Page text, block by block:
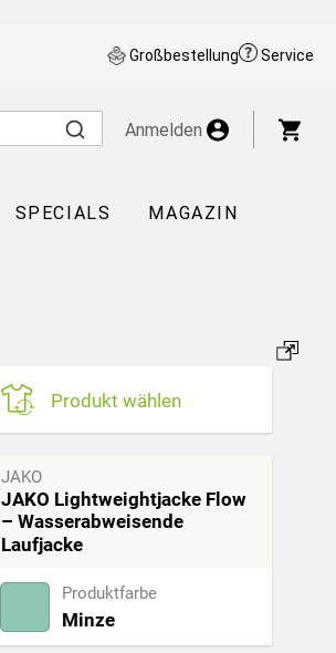
Großbestellung Service
Anmelden
SPECIALS MAGAZIN
Produkt wählen
JAKO
JAKO Lightweightjacke Flow
– Wasserabweisende
Laufjacke
Produktfarbe
Minze